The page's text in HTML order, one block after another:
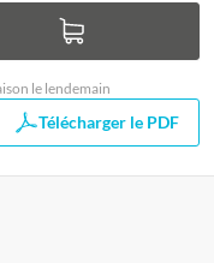
le lendemain
Télécharger le PDF